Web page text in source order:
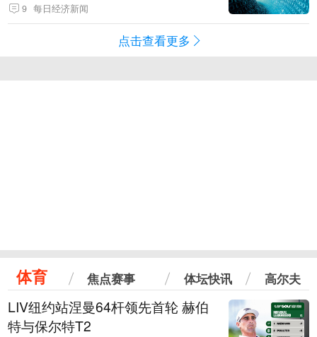
9 每日经济新闻
点击查看更多
体育 焦点赛事 体坛快讯 高尔夫
LIV纽约站涅曼64杆领先首轮 赫伯
特与保尔特T2